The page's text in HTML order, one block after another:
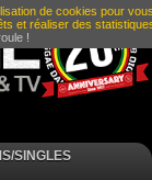
SINGLES
de cookies pour
et réaliser des
!